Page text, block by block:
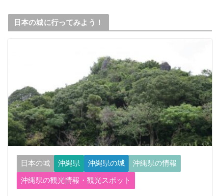
日本の城に行ってみよう！
日本の城 沖縄県 沖縄県の城
沖縄県の情報
沖縄県の観光情報・観光スポット